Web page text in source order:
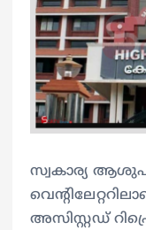
സ്വകാര്യ
അസിസ്റ്റഡ്